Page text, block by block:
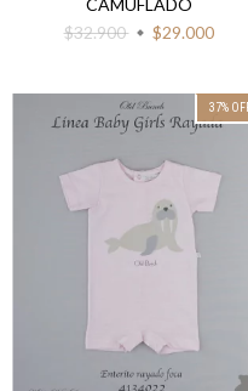
$32.900
$29.000
37%